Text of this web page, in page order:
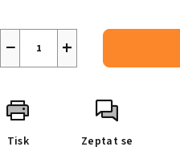
+
−
Tisk Zeptat se